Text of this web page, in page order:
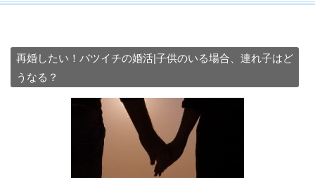
再婚したい！バツイチの婚活|子供のいる場合、連れ子はど
うなる？